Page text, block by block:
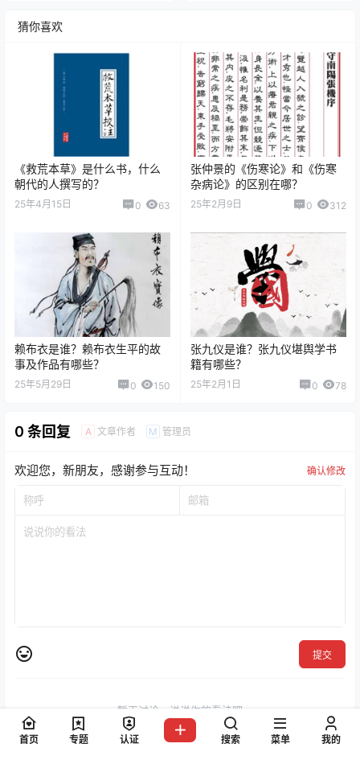
猜你喜欢
《救荒本草》是什么书，什么
朝代的人撰写的？
25年4月15日 0 63
张仲景的《伤寒论》和《伤寒
杂病论》的区别在哪？
25年2月9日 0 312
赖布衣是谁？赖布衣生平的故
事及作品有哪些？
25年5月29日 0 150
张九仪是谁？张九仪堪舆学书
籍有哪些？
25年2月1日 0 78
0 条回复 A 文章作者 M 管理员
欢迎您，新朋友，感谢参与互动！ 确认修改
提交
暂无讨论，说说你的看法吧
首页 专题 认证 搜索 菜单 我的